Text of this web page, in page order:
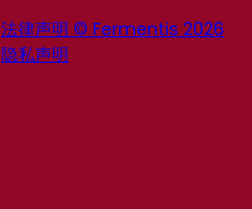
法律声明 © Fermentis 2026
隐私声明